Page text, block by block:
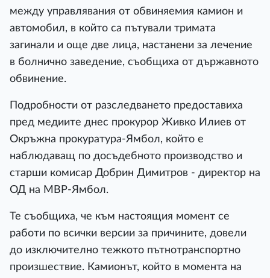
между управлявания от обвиняемия камион и
автомобил, в който са пътували тримата
загинали и още две лица, настанени за лечение
в болнично заведение, съобщиха от държавното
обвинение.
Подробности от разследването предоставиха
пред медиите днес прокурор Живко Илиев от
Окръжна прокуратура-Ямбол, който е
наблюдаващ по досъдебното производство и
старши комисар Добрин Димитров - директор на
ОД на МВР-Ямбол.
Те съобщиха, че към настоящия момент се
работи по всички версии за причините, довели
до изключително тежкото пътнотранспортно
произшествие. Камионът, който в момента на